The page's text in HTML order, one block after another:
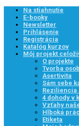
Na stiahnutie
E-booky
Newsletter
Prihlásenie
Registrácia
Katalóg kurzov
Môj projekt
O projekte
Tvorba
Asertivita
Sám sebe
Reziliencia
4 dohody v
Vzťahy
Hlboká
Etiketa